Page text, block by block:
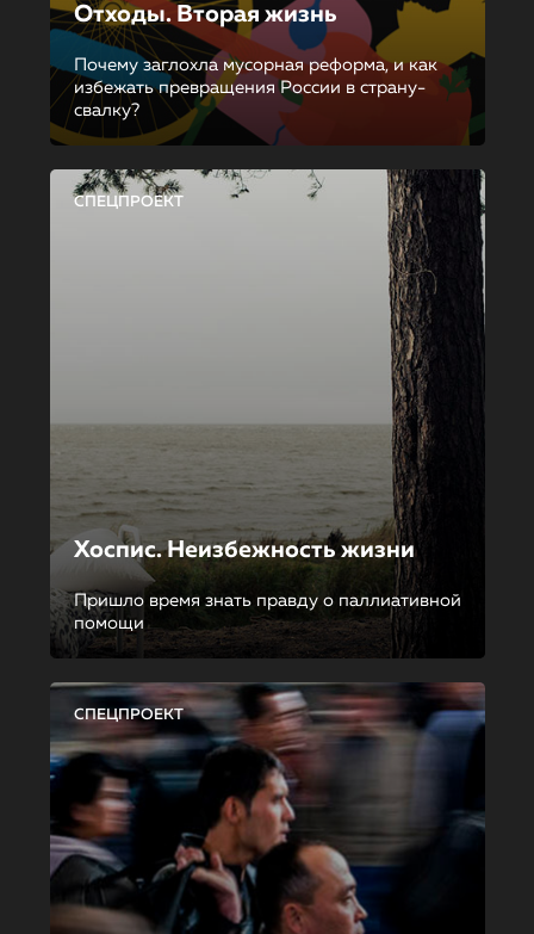
Отходы. Вторая жизнь
Почему заглохла мусорная реформа, и как
избежать превращения России в страну-
свалку?
СПЕЦПРОЕКТ
Хоспис. Неизбежность жизни
Пришло время знать правду о паллиативной
помощи
СПЕЦПРОЕКТ